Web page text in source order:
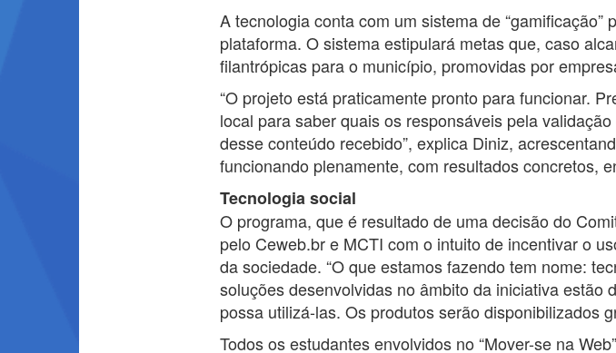
A tecnologia conta com um sistema de
plataforma. O sistema estipulará metas que, caso
filantrópicas para o município, promovidas por
“O projeto está praticamente pronto para funcionar.
local para saber quais os responsáveis pela
desse conteúdo recebido”, explica Diniz,
funcionando plenamente, com resultados concretos,
Tecnologia social
O programa, que é resultado de uma decisão do
pelo Ceweb.br e MCTI com o intuito de incentivar o
da sociedade. “O que estamos fazendo tem nome:
soluções desenvolvidas no âmbito da iniciativa
possa utilizá-las. Os produtos serão disponibilizados
Todos os estudantes envolvidos no “Mover-se na